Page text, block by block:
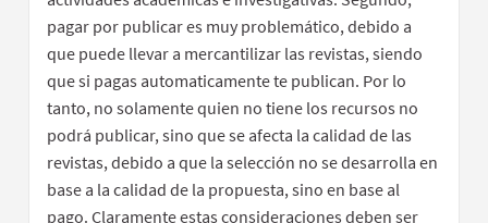
pagar por publicar es muy problemático, debido a
que puede llevar a mercantilizar las revistas, siendo
que si pagas automaticamente te publican. Por lo
tanto, no solamente quien no tiene los recursos no
podrá publicar, sino que se afecta la calidad de las
revistas, debido a que la selección no se desarrolla en
base a la calidad de la propuesta, sino en base al
pago. Claramente estas consideraciones deben ser